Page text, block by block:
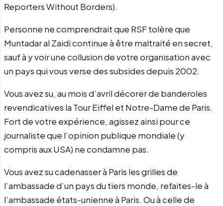
Reporters Without Borders).
Personne ne comprendrait que RSF tolère que
Muntadar al Zaidi continue à être maltraité en secret,
sauf à y voir une collusion de votre organisation avec
un pays qui vous verse des subsides depuis 2002.
Vous avez su, au mois d’avril décorer de banderoles
revendicatives la Tour Eiffel et Notre-Dame de Paris.
Fort de votre expérience, agissez ainsi pour ce
journaliste que l’opinion publique mondiale (y
compris aux USA) ne condamne pas.
Vous avez su cadenasser à Paris les grilles de
l’ambassade d’un pays du tiers monde, refaites-le à
l’ambassade états-unienne à Paris. Ou à celle de